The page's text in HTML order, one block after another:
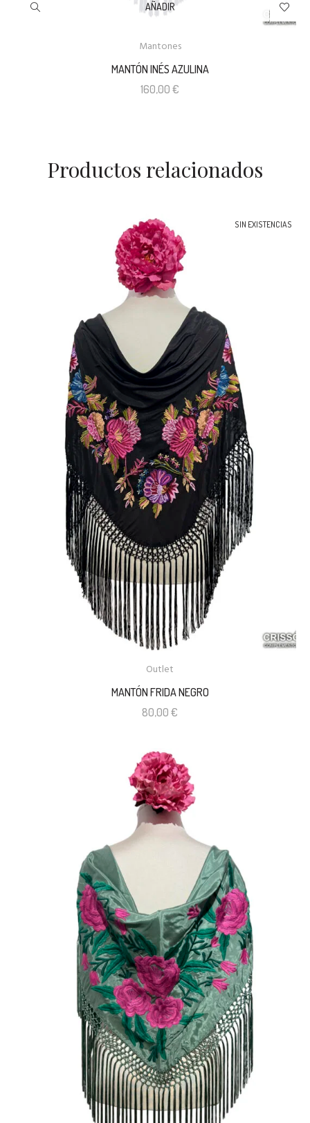
AÑADIR
Mantones
MANTÓN INÉS AZULINA
160,00 €
Productos relacionados
SIN EXISTENCIAS
Outlet
MANTÓN FRIDA NEGRO
80,00 €